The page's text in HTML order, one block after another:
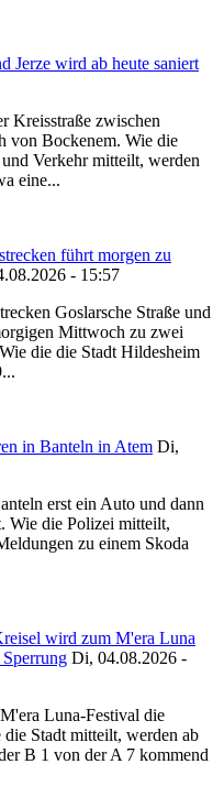
Jerze wird ab heute saniert
Kreisstraße zwischen
von Bockenem. Wie die
Verkehr mitteilt, werden
eine...
führt morgen zu
- 15:57
Goslarsche Straße und
Mittwoch zu zwei
die die Stadt Hildesheim
in Banteln in Atem Di,
erst ein Auto und dann
Wie die Polizei mitteilt,
zu einem Skoda
wird zum M'era Luna
Di, 04.08.2026 -
Luna-Festival die
Stadt mitteilt, werden ab
B 1 von der A 7 kommend